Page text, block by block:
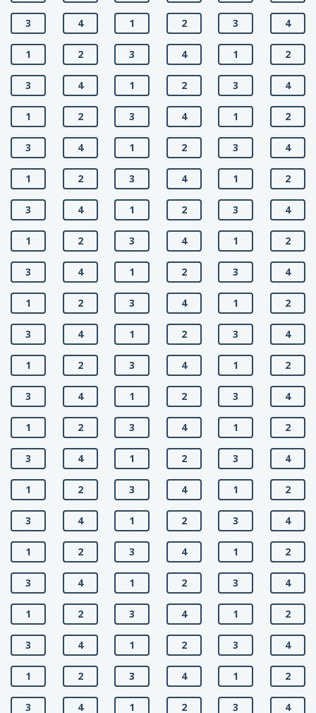
3 4 1 2 3 4
1 2 3 4 1 2
3 4 1 2 3 4
1 2 3 4 1 2
3 4 1 2 3 4
1 2 3 4 1 2
3 4 1 2 3 4
1 2 3 4 1 2
3 4 1 2 3 4
1 2 3 4 1 2
3 4 1 2 3 4
1 2 3 4 1 2
3 4 1 2 3 4
1 2 3 4 1 2
3 4 1 2 3 4
1 2 3 4 1 2
3 4 1 2 3 4
1 2 3 4 1 2
3 4 1 2 3 4
1 2 3 4 1 2
3 4 1 2 3 4
1 2 3 4 1 2
3 4 1 2 3 4